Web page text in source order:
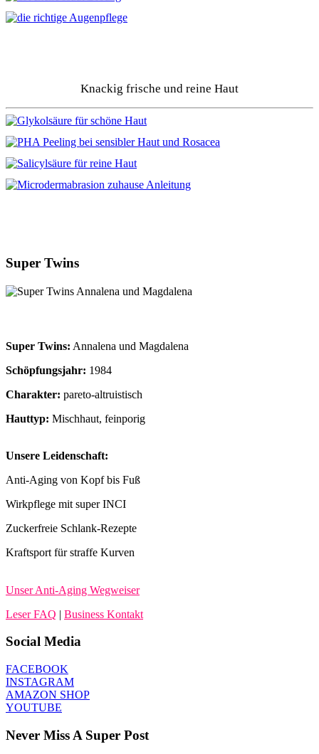
Knackig frische und reine Haut
Super Twins
Super Twins: Annalena und Magdalena
Schöpfungsjahr: 1984
Charakter: pareto-altruistisch
Hauttyp: Mischhaut, feinporig
Unsere Leidenschaft:
Anti-Aging von Kopf bis Fuß
Wirkpflege mit super INCI
Zuckerfreie Schlank-Rezepte
Kraftsport für straffe Kurven
Unser Anti-Aging Wegweiser
Leser FAQ | Business Kontakt
Social Media
FACEBOOK
INSTAGRAM
AMAZON SHOP
YOUTUBE
Never Miss A Super Post